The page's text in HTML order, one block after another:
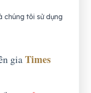
chúng tôi sử dụng